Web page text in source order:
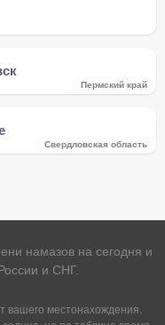
Пермский край
Свердловская область
намазов на сегодня и
и СНГ.
вашего местонахождения.